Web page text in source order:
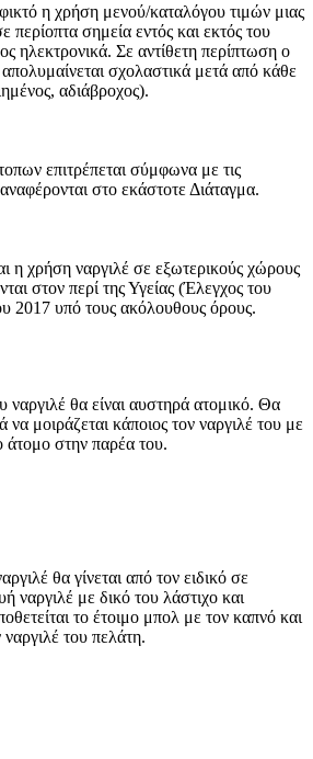
η χρήση μενού/καταλόγου τιμών μιας
περίοπτα σημεία εντός και εκτός του
ηλεκτρονικά. Σε αντίθετη περίπτωση ο
σχολαστικά μετά από κάθε
αδιάβροχος).
επιτρέπεται σύμφωνα με τις
στο εκάστοτε Διάταγμα.
η χρήση ναργιλέ σε εξωτερικούς χώρους
στον περί της Υγείας (Έλεγχος του
2017 υπό τους ακόλουθους όρους.
ναργιλέ θα είναι αυστηρά ατομικό. Θα
να μοιράζεται κάποιος τον ναργιλέ του με
άτομο στην παρέα του.
θα γίνεται από τον ειδικό σε
ναργιλέ με δικό του λάστιχο και
το έτοιμο μπολ με τον καπνό και
του πελάτη.